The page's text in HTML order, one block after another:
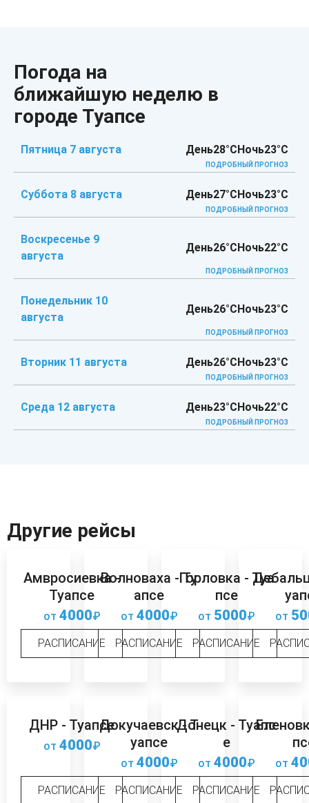
Погода на
ближайшую неделю в
городе Туапсе
Пятница 7 августа День28°C Ночь23°C
ПОДРОБНЫЙ ПРОГНОЗ
Суббота 8 августа День27°C Ночь23°C
ПОДРОБНЫЙ ПРОГНОЗ
Воскресенье 9
августа
День26°C Ночь22°C
ПОДРОБНЫЙ ПРОГНОЗ
Понедельник 10
августа
День26°C Ночь23°C
ПОДРОБНЫЙ ПРОГНОЗ
Вторник 11 августа День26°C Ночь23°C
ПОДРОБНЫЙ ПРОГНОЗ
Среда 12 августа День23°C Ночь22°C
ПОДРОБНЫЙ ПРОГНОЗ
Другие рейсы
Амвросиевка -
Туапсе
от 4000₽
РАСПИСАНИЕ
Волноваха - Ту
апсе
от 4000₽
РАСПИСАНИЕ
Горловка - Туа
псе
от 5000₽
РАСПИСАНИЕ
от
ДНР - Туапсе
от 4000₽
РАСПИСАНИЕ
Докучаевск - Т
уапсе
от 4000₽
РАСПИСАНИЕ
Донецк - Туапс
е
от 4000₽
РАСПИСАНИЕ
от